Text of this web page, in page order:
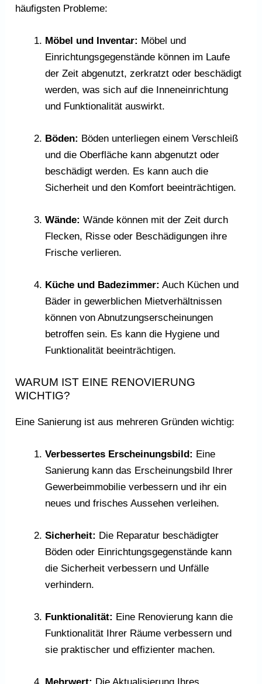
häufigsten Probleme:
Möbel und Inventar: Möbel und
Einrichtungsgegenstände können im Laufe
der Zeit abgenutzt, zerkratzt oder beschädigt
werden, was sich auf die Inneneinrichtung
und Funktionalität auswirkt.
Böden: Böden unterliegen einem Verschleiß
und die Oberfläche kann abgenutzt oder
beschädigt werden. Es kann auch die
Sicherheit und den Komfort beeinträchtigen.
Wände: Wände können mit der Zeit durch
Flecken, Risse oder Beschädigungen ihre
Frische verlieren.
Küche und Badezimmer: Auch Küchen und
Bäder in gewerblichen Mietverhältnissen
können von Abnutzungserscheinungen
betroffen sein. Es kann die Hygiene und
Funktionalität beeinträchtigen.
WARUM IST EINE RENOVIERUNG
WICHTIG?
Eine Sanierung ist aus mehreren Gründen wichtig:
Verbessertes Erscheinungsbild: Eine
Sanierung kann das Erscheinungsbild Ihrer
Gewerbeimmobilie verbessern und ihr ein
neues und frisches Aussehen verleihen.
Sicherheit: Die Reparatur beschädigter
Böden oder Einrichtungsgegenstände kann
die Sicherheit verbessern und Unfälle
verhindern.
Funktionalität: Eine Renovierung kann die
Funktionalität Ihrer Räume verbessern und
sie praktischer und effizienter machen.